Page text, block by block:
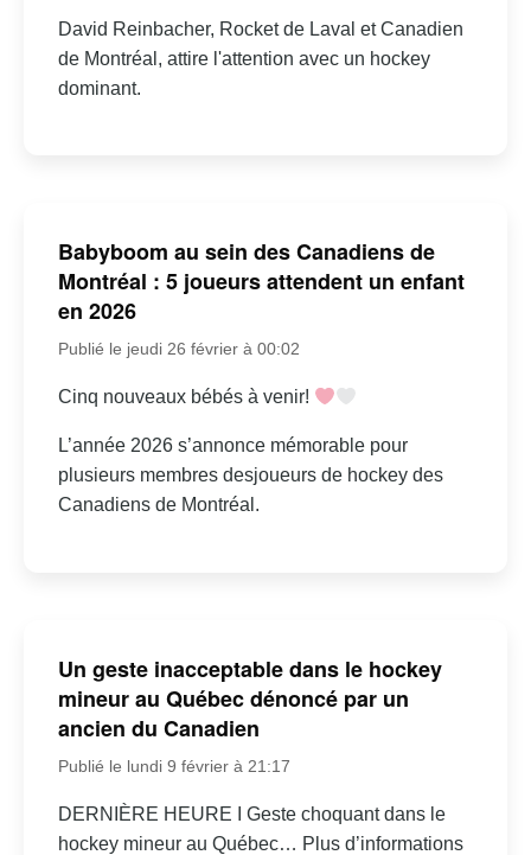
David Reinbacher, Rocket de Laval et Canadien
de Montréal, attire l'attention avec un hockey
dominant.
Babyboom au sein des Canadiens de
Montréal : 5 joueurs attendent un enfant
en 2026
Publié le jeudi 26 février à 00:02
Cinq nouveaux bébés à venir!
L’année 2026 s’annonce mémorable pour
plusieurs membres desjoueurs de hockey des
Canadiens de Montréal.
Un geste inacceptable dans le hockey
mineur au Québec dénoncé par un
ancien du Canadien
Publié le lundi 9 février à 21:17
DERNIÈRE HEURE I Geste choquant dans le
hockey mineur au Québec… Plus d’informations